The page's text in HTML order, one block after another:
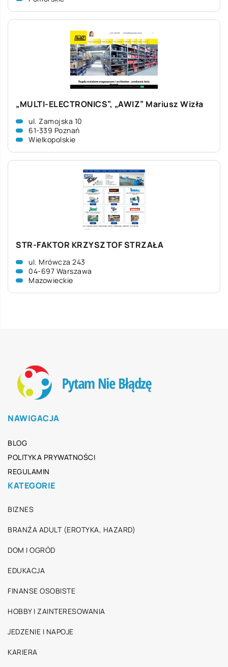
„MULTI-ELECTRONICS”, „AWIZ” Mariusz Wizła
ul. Zamojska 10
61-339 Poznań
Wielkopolskie
STR-FAKTOR KRZYSZTOF STRZAŁA
ul. Mrówcza 243
04-697 Warszawa
Mazowieckie
NAWIGACJA
BLOG
POLITYKA PRYWATNOŚCI
REGULAMIN
KATEGORIE
BIZNES
BRANŻA ADULT (EROTYKA, HAZARD)
DOM I OGRÓD
EDUKACJA
FINANSE OSOBISTE
HOBBY I ZAINTERESOWANIA
JEDZENIE I NAPOJE
KARIERA